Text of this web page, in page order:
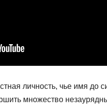
личность, чье имя до
множество